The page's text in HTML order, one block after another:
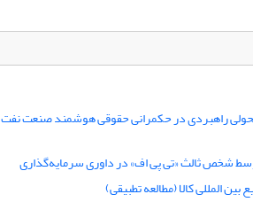
راهبردی در حکمرانی حقوقی هوشمند صنعت نفت
توسط شخص ثالث «تی پی اف» در داوری سرمایه‌گذاری
المللی کالا (مطالعه تطبیقی)